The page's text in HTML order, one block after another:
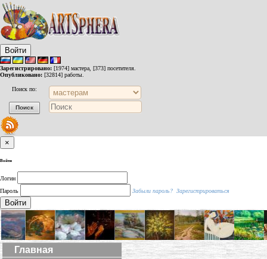
Войти
Зарегистрировано: [1974] мастера, [373] посетителя.
Опубликовано: [32814] работы.
Поиск по:
×
Войти
Логин
Пароль
Забыли пароль? Зарегистрироваться
Войти
Главная